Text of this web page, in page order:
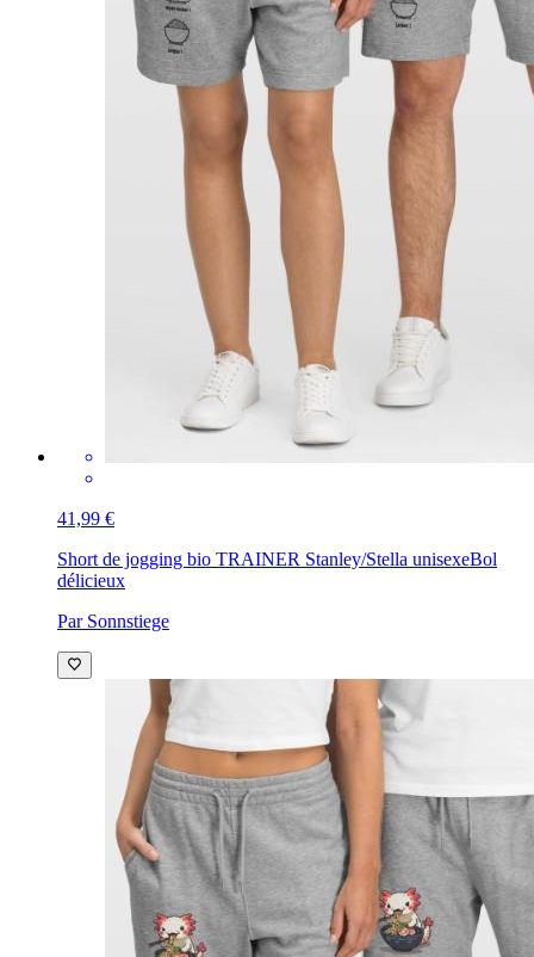
41,99 €
Short de jogging bio TRAINER Stanley/Stella unisexeBol
délicieux
Par Sonnstiege